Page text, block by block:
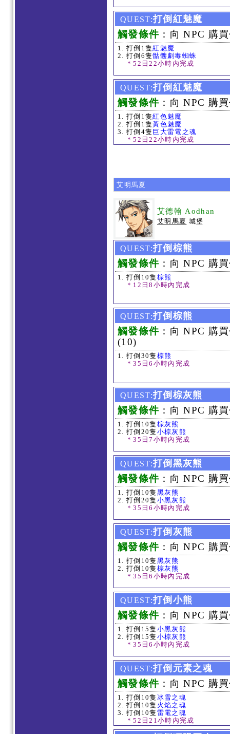
QUEST:打倒紅魅魔
觸發條件 ：向 NPC 購
打倒1隻紅魅魔
打倒6隻骷髏劇毒蜘蛛
＊52日22小時內完成
QUEST:打倒紅魅魔
觸發條件 ：向 NPC 購
打倒1隻紅色魅魔
打倒1隻黃色魅魔
打倒4隻 巨大雷電之魂
＊52日22小時內完成
艾明馬夏
艾德翰 Aodhan
艾明馬夏 城堡
QUEST:打倒棕熊
觸發條件 ：向 NPC 購
打倒10隻 棕熊
＊12日8小時內完成
QUEST:打倒棕熊
觸發條件 ：向 NPC 購
(10)
打倒30隻 棕熊
＊35日6小時內完成
QUEST:打倒棕灰熊
觸發條件 ：向 NPC 購
打倒10隻 棕灰熊
打倒20隻 小棕灰熊
＊35日7小時內完成
QUEST:打倒黑灰熊
觸發條件 ：向 NPC 購
打倒10隻 黑灰熊
打倒20隻 小黑灰熊
＊35日6小時內完成
QUEST:打倒灰熊
觸發條件 ：向 NPC 購
打倒10隻 黑灰熊
打倒10隻 棕灰熊
＊35日6小時內完成
QUEST:打倒小熊
觸發條件 ：向 NPC 購
打倒15隻 小黑灰熊
打倒15隻 小棕灰熊
＊35日6小時內完成
QUEST:打倒元素之魂
觸發條件 ：向 NPC 購
打倒10隻 冰雪之魂
打倒10隻 火焰之魂
打倒10隻 雷電之魂
＊52日21小時內完成